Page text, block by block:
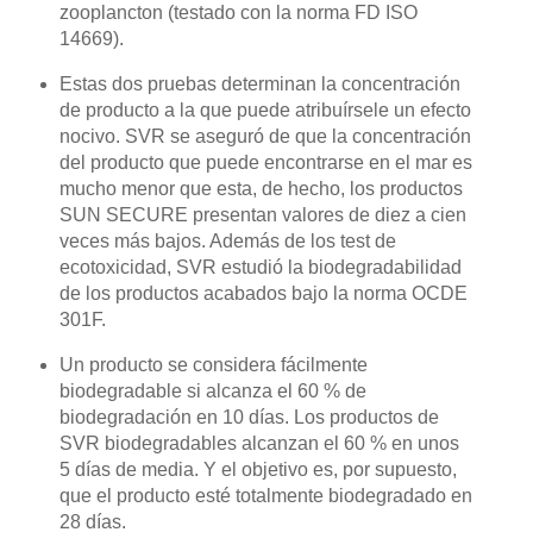
zooplancton (testado con la norma FD ISO
14669).
Estas dos pruebas determinan la concentración
de producto a la que puede atribuírsele un efecto
nocivo. SVR se aseguró de que la concentración
del producto que puede encontrarse en el mar es
mucho menor que esta, de hecho, los productos
SUN SECURE presentan valores de diez a cien
veces más bajos. Además de los test de
ecotoxicidad, SVR estudió la biodegradabilidad
de los productos acabados bajo la norma OCDE
301F.
Un producto se considera fácilmente
biodegradable si alcanza el 60 % de
biodegradación en 10 días. Los productos de
SVR biodegradables alcanzan el 60 % en unos
5 días de media. Y el objetivo es, por supuesto,
que el producto esté totalmente biodegradado en
28 días.